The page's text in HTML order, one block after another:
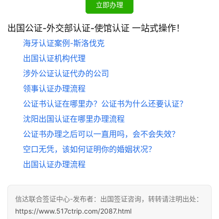
立即办理
出国公证-外交部认证-使馆认证 一站式操作！
海牙认证案例-斯洛伐克
出国认证机构代理
涉外公证认证代办的公司
领事认证办理流程
公证书认证在哪里办？公证书为什么还要认证？
沈阳出国认证在哪里办理流程
公证书办理之后可以一直用吗，会不会失效？
空口无凭，该如何证明你的婚姻状况？
出国认证办理流程
信达联合签证中心-发布者：出国签证咨询，转转请注明出处：
https://www.517ctrip.com/2087.html